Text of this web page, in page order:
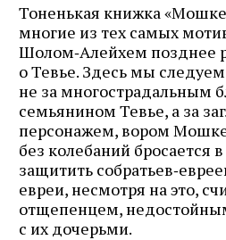
Тоненькая книжка
многие из тех самых
Шолом‑Алейхем позднее
о Тевье. Здесь мы следуем
не за многострадальным
семьянином Тевье, а за
персонажем, вором
без колебаний бросается
защитить
евреи, несмотря на это,
отщепенцем,
с их дочерьми.